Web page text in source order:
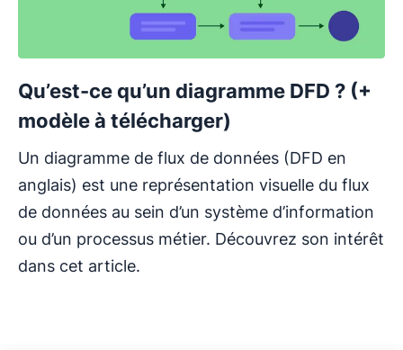
Qu’est-ce qu’un diagramme DFD ? (+
modèle à télécharger)
Un diagramme de flux de données (DFD en
anglais) est une représentation visuelle du flux
de données au sein d’un système d’information
ou d’un processus métier. Découvrez son intérêt
dans cet article.